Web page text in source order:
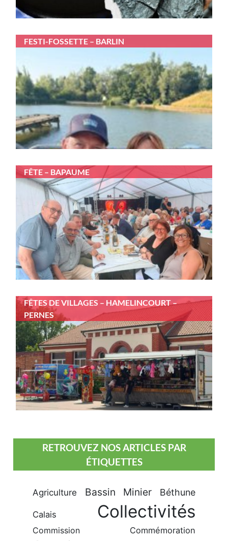
FESTI-FOSSETTE – BARLIN
FÊTE – BAPAUME
FÊTES DE VILLAGES – HAMELINCOURT –
PERNES
RETROUVEZ NOS ARTICLES PAR
ÉTIQUETTES
Agriculture Bassin Minier Béthune
Calais Collectivités
Commission Commémoration